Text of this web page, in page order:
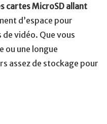
cartes MicroSD allant
d’espace pour
vidéo. Que vous
ou une longue
assez de stockage pour